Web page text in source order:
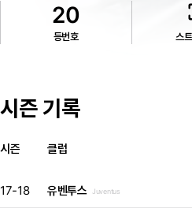
20
등번호 스
시즌 기록
시즌 클럽
17-18 유벤투스 Juventus